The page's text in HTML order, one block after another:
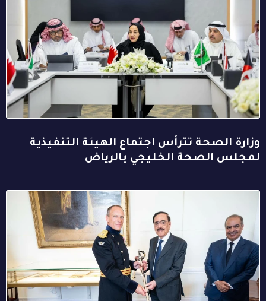
وزارة الصحة تترأس اجتماع الهيئة التنفيذية
لمجلس الصحة الخليجي بالرياض